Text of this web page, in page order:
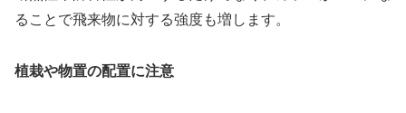
ることで飛来物に対する強度も増します。
植栽や物置の配置に注意